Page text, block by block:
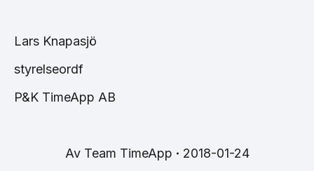
Lars Knapasjö
styrelseordf
P&K TimeApp AB
Av Team TimeApp 2018-01-24